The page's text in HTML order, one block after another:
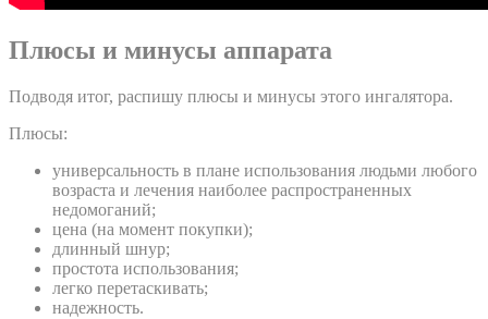
Плюсы и минусы аппарата
Подводя итог, распишу плюсы и минусы этого ингалятора.
Плюсы:
универсальность в плане использования людьми любого
возраста и лечения наиболее распространенных
недомоганий;
цена (на момент покупки);
длинный шнур;
простота использования;
легко перетаскивать;
надежность.